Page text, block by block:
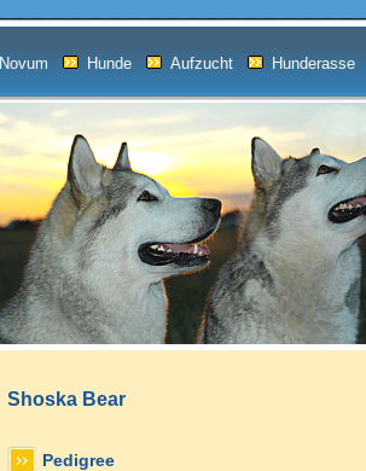
Novum Hunde Aufzucht Hunderasse
Shoska Bear
Pedigree